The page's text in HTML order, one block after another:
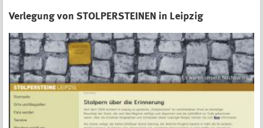
Verlegung von STOLPERSTEINEN in Leipzig